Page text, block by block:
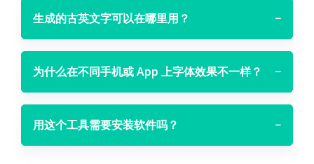
生成的古英文字可以在哪里用？ −
为什么在不同手机或 App 上字体效果不一样？ −
用这个工具需要安装软件吗？ −